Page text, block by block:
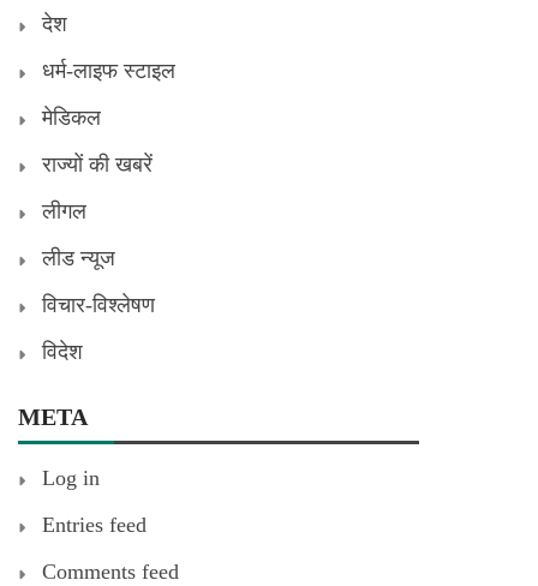
देश
धर्म-लाइफ स्टाइल
मेडिकल
राज्यों की खबरें
लीगल
लीड न्यूज
विचार-विश्लेषण
विदेश
META
Log in
Entries feed
Comments feed